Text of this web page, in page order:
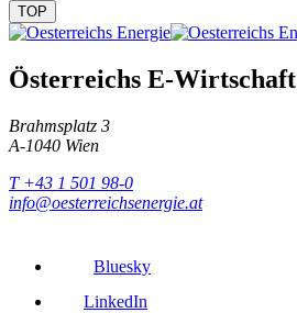
TOP
Österreichs E-Wirtschaft
Brahmsplatz 3
A-1040 Wien
T +43 1 501 98-0
info@oesterreichsenergie.at
Bluesky
LinkedIn